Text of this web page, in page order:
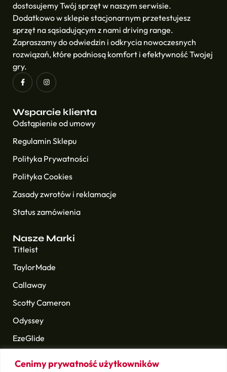
Cenimy prywatność użytkowników
dostosujemy Twój sprzęt w naszym serwisie.
Dodatkowo w sklepie stacjonarnym przetestujesz
sprzęt na sąsiadującym z nami driving range.
Zapraszamy do odwiedzin i odkrycia nowoczesnych
rozwiązań, które podniosą komfort i efektywność Twojej
gry.
Wsparcie klienta
Odstąpienie od umowy
Regulamin Sklepu
Polityka Prywatności
Polityka Cookies
Zasady zwrotów i reklamacje
Status zamówienia
Nasze Marki
Titleist
TaylorMade
Callaway
Scotty Cameron
Odyssey
EzeGlide